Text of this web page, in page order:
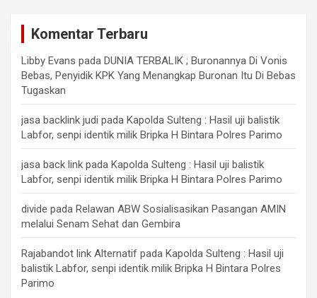
Komentar Terbaru
Libby Evans pada DUNIA TERBALIK ; Buronannya Di Vonis
Bebas, Penyidik KPK Yang Menangkap Buronan Itu Di Bebas
Tugaskan
jasa backlink judi pada Kapolda Sulteng : Hasil uji balistik
Labfor, senpi identik milik Bripka H Bintara Polres Parimo
jasa back link pada Kapolda Sulteng : Hasil uji balistik
Labfor, senpi identik milik Bripka H Bintara Polres Parimo
divide pada Relawan ABW Sosialisasikan Pasangan AMIN
melalui Senam Sehat dan Gembira
Rajabandot link Alternatif pada Kapolda Sulteng : Hasil uji
balistik Labfor, senpi identik milik Bripka H Bintara Polres
Parimo